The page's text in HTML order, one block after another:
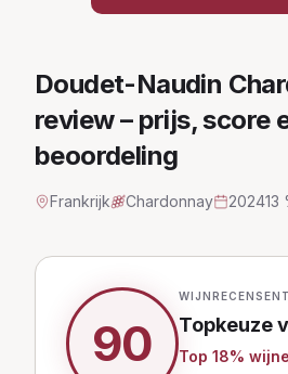
Doudet-Naudin
review – prijs, score
beoordeling
Frankrijk Chardonnay 202413
90 Topkeuze
Top 18%